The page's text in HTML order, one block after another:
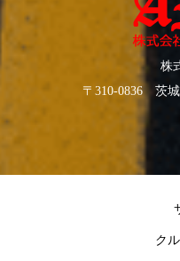
株
〒310-0836 茨
ク